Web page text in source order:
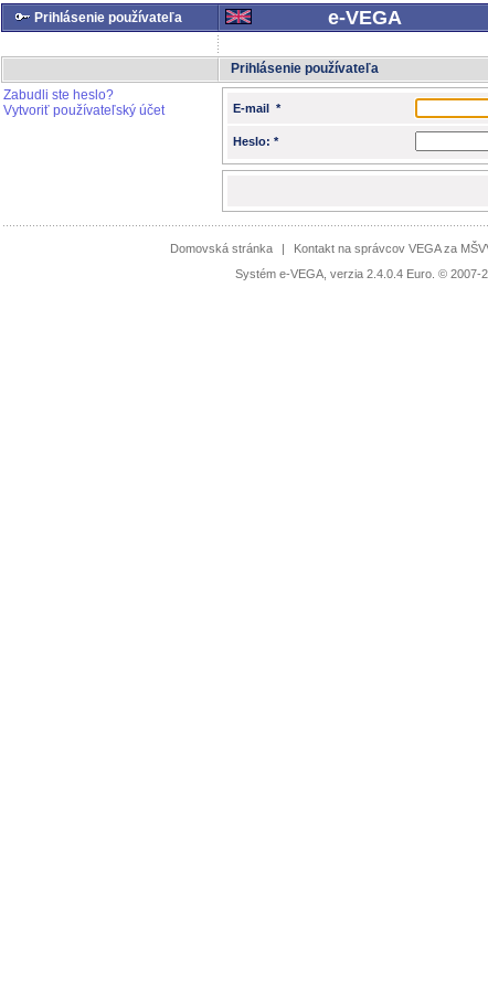
Prihlásenie používateľa e-VEGA
Prihlásenie používateľa
Zabudli ste heslo?
Vytvoriť používateľský účet
E-mail *
Heslo: *
Domovská stránka | Kontakt na správcov VEGA za
Systém e-VEGA, verzia 2.4.0.4 Euro. © 2007-